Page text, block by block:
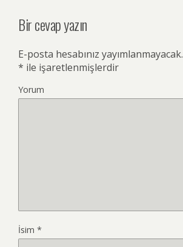
Bir cevap yazın
E-posta hesabınız yayımlanmayacak.
* ile işaretlenmişlerdir
Yorum
İsim *